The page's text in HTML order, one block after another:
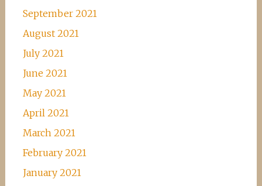
September 2021
August 2021
July 2021
June 2021
May 2021
April 2021
March 2021
February 2021
January 2021